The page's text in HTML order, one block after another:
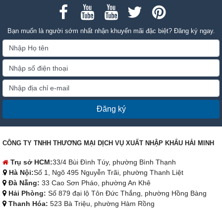
Bạn muốn là người sớm nhất nhận khuyến mãi đặc biệt? Đăng ký ngay.
Đăng ký
CÔNG TY TNHH THƯƠNG MẠI DỊCH VỤ XUẤT NHẬP KHẨU HẢI MINH
Trụ sở HCM:33/4 Bùi Đình Túy, phường Bình Thạnh
Hà Nội:Số 1, Ngõ 495 Nguyễn Trãi, phường Thanh Liệt
Đà Nẵng: 33 Cao Sơn Pháo, phường An Khê
Hải Phòng: Số 879 đại lộ Tôn Đức Thắng, phường Hồng Bàng
Thanh Hóa: 523 Bà Triệu, phường Hàm Rồng